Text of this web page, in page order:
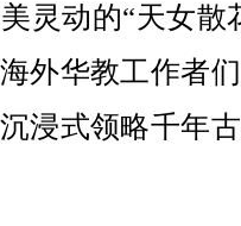
灵动的“天女散
外华教工作者
浸式领略千年